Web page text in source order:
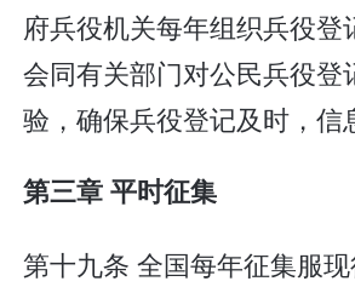
府兵役机关每年组织兵役登
会同有关部门对公民兵役登
验，确保兵役登记及时，信
第三章 平时征集
第十九条 全国每年征集服